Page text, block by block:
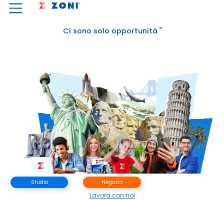
Ci sono solo opportunità ™
Studio Negozio
Lavora con noi